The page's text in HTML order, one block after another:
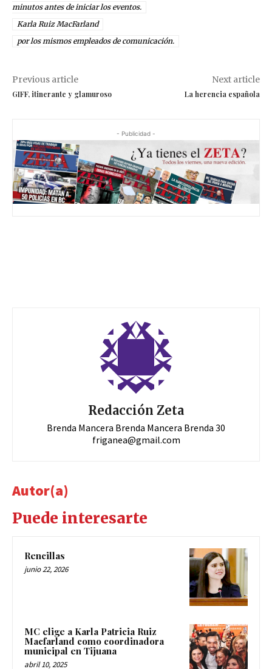
minutos antes de iniciar los eventos.
Karla Ruiz MacFarland
por los mismos empleados de comunicación.
Previous article
GIFF, itinerante y glamuroso
Next article
La herencia española
- Publicidad -
Redacción Zeta
Brenda Mancera Brenda Mancera Brenda 30
friganea@gmail.com
Autor(a)
Puede interesarte
Rencillas
junio 22, 2026
MC elige a Karla Patricia Ruiz
Macfarland como coordinadora
municipal en Tijuana
abril 10, 2025